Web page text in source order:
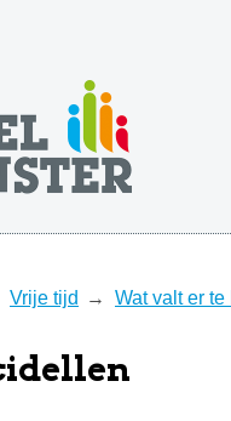
Vrije tijd Wat valt er